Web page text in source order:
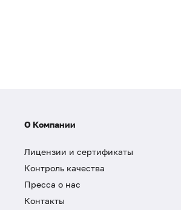
О Компании
Лицензии и сертификаты
Контроль качества
Пресса о нас
Контакты